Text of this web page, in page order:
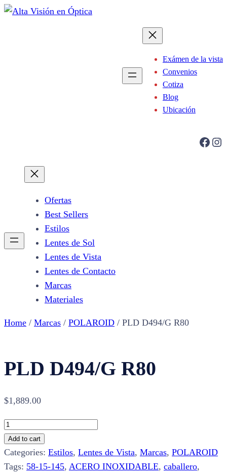
Saltar
Exámen de la vista
Convenios
Cotiza
Blog
Ubicación
Facebook Instagram
Ofertas
Best Sellers
Estilos
Lentes de Sol
Lentes de Vista
Lentes de Contacto
Marcas
Materiales
Home / Marcas / POLAROID / PLD D494/G R80
PLD D494/G R80
$1,889.00
PLD
D494/G
R80
quantity
Add to cart
Categories: Estilos, Lentes de Vista, Marcas, POLAROID
Tags: 58-15-145, ACERO INOXIDABLE, caballero,